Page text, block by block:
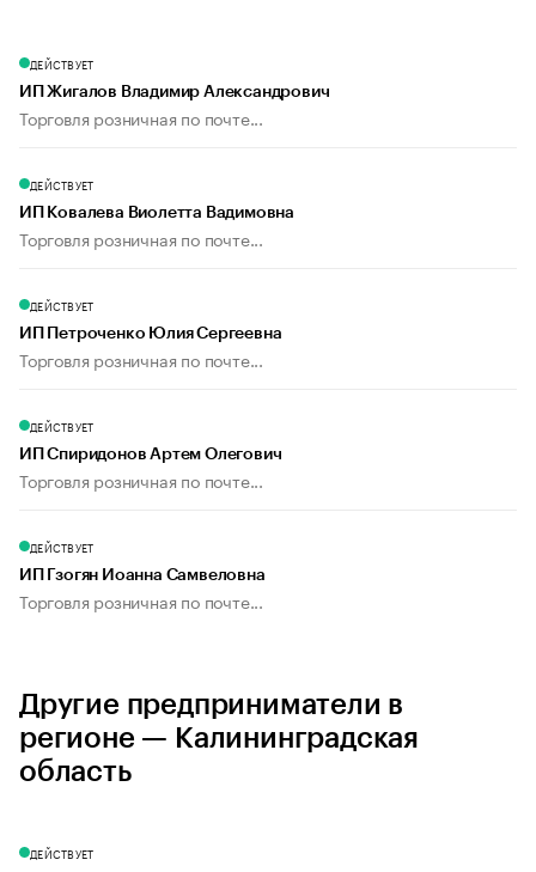
ДЕЙСТВУЕТ
ИП Жигалов Владимир Александрович
Торговля розничная по почте...
ДЕЙСТВУЕТ
ИП Ковалева Виолетта Вадимовна
Торговля розничная по почте...
ДЕЙСТВУЕТ
ИП Петроченко Юлия Сергеевна
Торговля розничная по почте...
ДЕЙСТВУЕТ
ИП Спиридонов Артем Олегович
Торговля розничная по почте...
ДЕЙСТВУЕТ
ИП Гзогян Иоанна Самвеловна
Торговля розничная по почте...
Другие предприниматели в
регионе — Калининградская
область
ДЕЙСТВУЕТ